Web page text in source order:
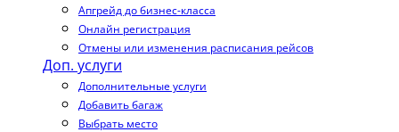
Апгрейд до бизнес-класса
Онлайн регистрация
Отмены или изменения расписания рейсов
Доп. услуги
Дополнительные услуги
Добавить багаж
Выбрать место